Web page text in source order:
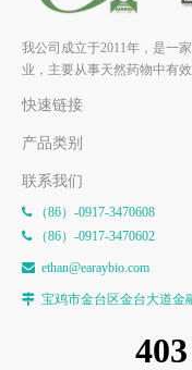
我公司成立于2011年，是一
业，主要从事天然药物中有
快速链接
产品类别
联系我们
（86）-0917-3470608
（86）-0917-3470602
 ethan@earaybio.com
 宝鸡市金台区金台大道金